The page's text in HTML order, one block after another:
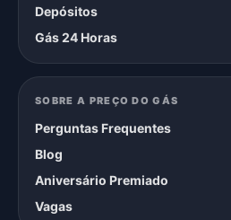
Depósitos
Gás 24 Horas
SOBRE A PREÇO DO GÁS
Perguntas Frequentes
Blog
Aniversário Premiado
Vagas